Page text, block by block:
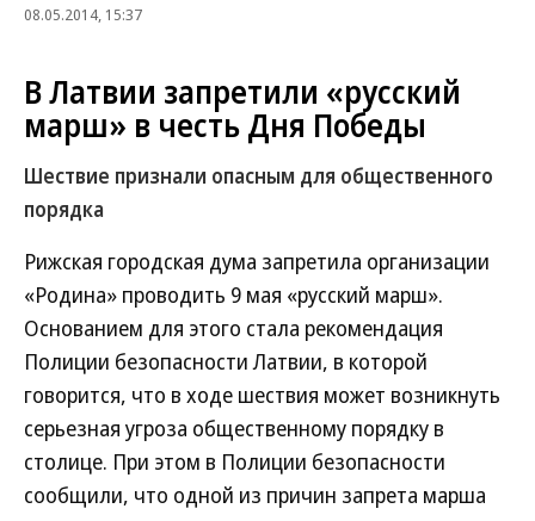
08.05.2014, 15:37
В Латвии запретили «русский
марш» в честь Дня Победы
Шествие признали опасным для общественного
порядка
Рижская городская дума запретила организации
«Родина» проводить 9 мая «русский марш».
Основанием для этого стала рекомендация
Полиции безопасности Латвии, в которой
говорится, что в ходе шествия может возникнуть
серьезная угроза общественному порядку в
столице. При этом в Полиции безопасности
сообщили, что одной из причин запрета марша